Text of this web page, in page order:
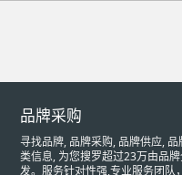
品牌采购
寻找品牌, 品牌采购, 品牌供应,
类信息, 为您搜罗超过23万由品
发。服务针对性强,专业服务团队